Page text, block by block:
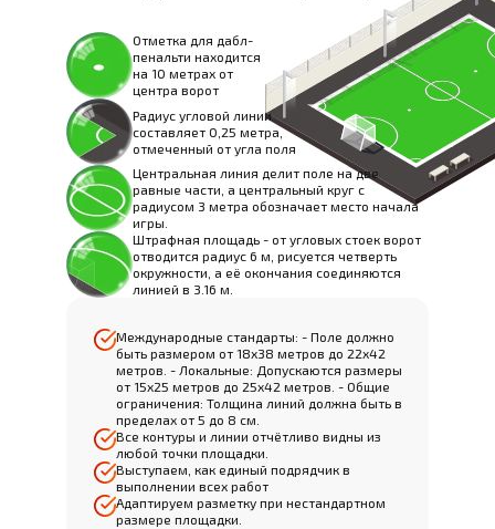
Отметка для дабл-
пенальти находится
на 10 метрах от
центра ворот
Радиус угловой линии
составляет 0,25 метра,
отмеченный от угла поля
Центральная линия делит поле на две
равные части, а центральный круг с
радиусом 3 метра обозначает место начала
игры.
Штрафная площадь - от угловых стоек ворот
отводится радиус 6 м, рисуется четверть
окружности, а её окончания соединяются
линией в 3.16 м.
Международные стандарты: - Поле должно
быть размером от 18х38 метров до 22х42
метров. - Локальные: Допускаются размеры
от 15х25 метров до 25х42 метров. - Общие
ограничения: Толщина линий должна быть в
пределах от 5 до 8 см.
Все контуры и линии отчётливо видны из
любой точки площадки.
Выступаем, как единый подрядчик в
выполнении всех работ
Адаптируем разметку при нестандартном
размере площадки.